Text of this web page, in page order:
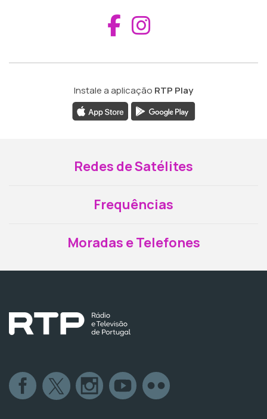
Aceder ao
Instale a aplicação RTP Play
Redes de Satélites
Frequências
Moradas e Telefones